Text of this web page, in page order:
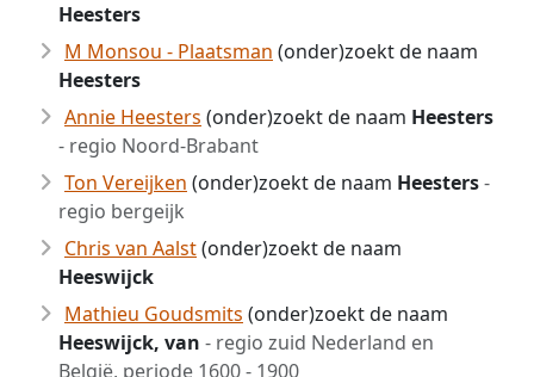
Heesters
M Monsou - Plaatsman (onder)zoekt de naam
Heesters
Annie Heesters (onder)zoekt de naam Heesters
- regio Noord-Brabant
Ton Vereijken (onder)zoekt de naam Heesters-
regio bergeijk
Chris van Aalst(onder)zoekt de naam
Heeswijck
Mathieu Goudsmits (onder)zoekt de naam
Heeswijck, van - regio zuid Nederland en
België, periode 1600 - 1900